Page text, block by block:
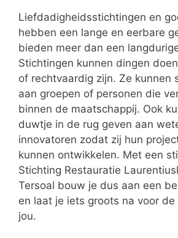
Liefdadigheidsstichtingen en
hebben een lange en eerbare
bieden meer dan een
Stichtingen kunnen dingen
of rechtvaardig zijn. Ze kunnen
aan groepen of personen die
binnen de maatschappij. Ook
duwtje in de rug geven aan
innovatoren zodat zij hun
kunnen ontwikkelen. Met een
Stichting Restauratie
Tersoal bouw je dus aan een
en laat je iets groots na voor de
jou.